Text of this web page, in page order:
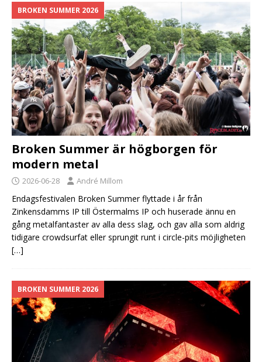
BROKEN SUMMER 2026
Broken Summer är högborgen för
modern metal
2026-06-28 André Millom
Endagsfestivalen Broken Summer flyttade i år från
Zinkensdamms IP till Östermalms IP och huserade ännu en
gång metalfantaster av alla dess slag, och gav alla som aldrig
tidigare crowdsurfat eller sprungit runt i circle-pits möjligheten
[…]
BROKEN SUMMER 2026